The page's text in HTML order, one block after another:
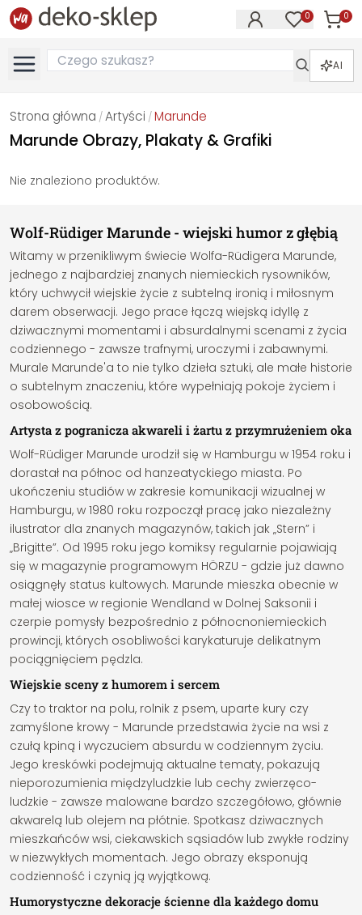
0 0
AI
Strona główna /Artyści /Marunde
Marunde Obrazy, Plakaty & Grafiki
Nie znaleziono produktów.
Wolf-Rüdiger Marunde - wiejski humor z głębią
Witamy w przenikliwym świecie Wolfa-Rüdigera Marunde,
jednego z najbardziej znanych niemieckich rysowników,
który uchwycił wiejskie życie z subtelną ironią i miłosnym
darem obserwacji. Jego prace łączą wiejską idyllę z
dziwacznymi momentami i absurdalnymi scenami z życia
codziennego - zawsze trafnymi, uroczymi i zabawnymi.
Murale Marunde'a to nie tylko dzieła sztuki, ale małe historie
o subtelnym znaczeniu, które wypełniają pokoje życiem i
osobowością.
Artysta z pogranicza akwareli i żartu z przymrużeniem oka
Wolf-Rüdiger Marunde urodził się w Hamburgu w 1954 roku i
dorastał na północ od hanzeatyckiego miasta. Po
ukończeniu studiów w zakresie komunikacji wizualnej w
Hamburgu, w 1980 roku rozpoczął pracę jako niezależny
ilustrator dla znanych magazynów, takich jak „Stern” i
„Brigitte”. Od 1995 roku jego komiksy regularnie pojawiają
się w magazynie programowym HÖRZU - gdzie już dawno
osiągnęły status kultowych. Marunde mieszka obecnie w
małej wiosce w regionie Wendland w Dolnej Saksonii i
czerpie pomysły bezpośrednio z północnoniemieckich
prowincji, których osobliwości karykaturuje delikatnym
pociągnięciem pędzla.
Wiejskie sceny z humorem i sercem
Czy to traktor na polu, rolnik z psem, uparte kury czy
zamyślone krowy - Marunde przedstawia życie na wsi z
czułą kpiną i wyczuciem absurdu w codziennym życiu.
Jego kreskówki podejmują aktualne tematy, pokazują
nieporozumienia międzyludzkie lub cechy zwierzęco-
ludzkie - zawsze malowane bardzo szczegółowo, głównie
akwarelą lub olejem na płótnie. Spotkasz dziwacznych
mieszkańców wsi, ciekawskich sąsiadów lub zwykłe rodziny
w niezwykłych momentach. Jego obrazy eksponują
codzienność i czynią ją wyjątkową.
Humorystyczne dekoracje ścienne dla każdego domu